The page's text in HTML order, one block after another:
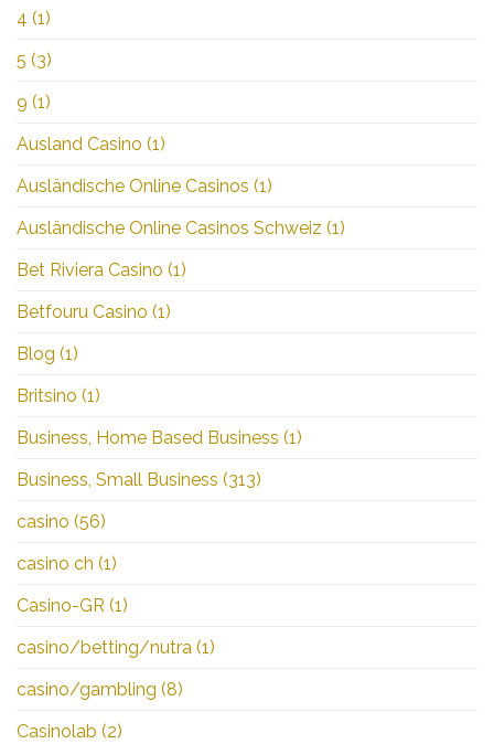
4 (1)
5 (3)
9 (1)
Ausland Casino (1)
Ausländische Online Casinos (1)
Ausländische Online Casinos Schweiz (1)
Bet Riviera Casino (1)
Betfouru Casino (1)
Blog (1)
Britsino (1)
Business, Home Based Business (1)
Business, Small Business (313)
casino (56)
casino ch (1)
Casino-GR (1)
casino/betting/nutra (1)
casino/gambling (8)
Casinolab (2)